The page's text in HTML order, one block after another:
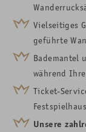
Vielseitiges
geführte
Bademantel
während
Ticket-
Unsere